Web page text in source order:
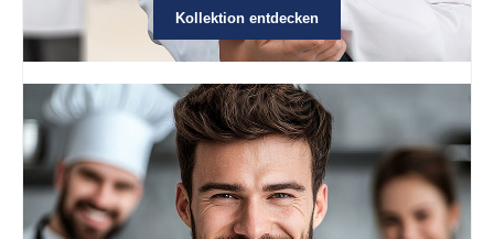
Kollektion entdecken